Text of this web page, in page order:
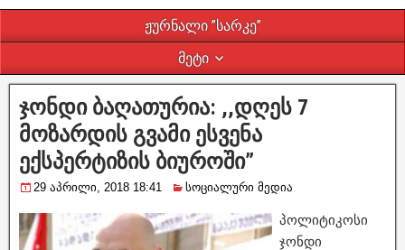
ჟურნალი ”სარკე”
მეტი
ჯონდი ბაღათურია: ,,დღეს 7
მოზარდის გვამი ესვენა
ექსპერტიზის ბიუროში”
29 აპრილი, 2018 18:41 სოციალური მედია
პოლიტიკოსი
ჯონდი